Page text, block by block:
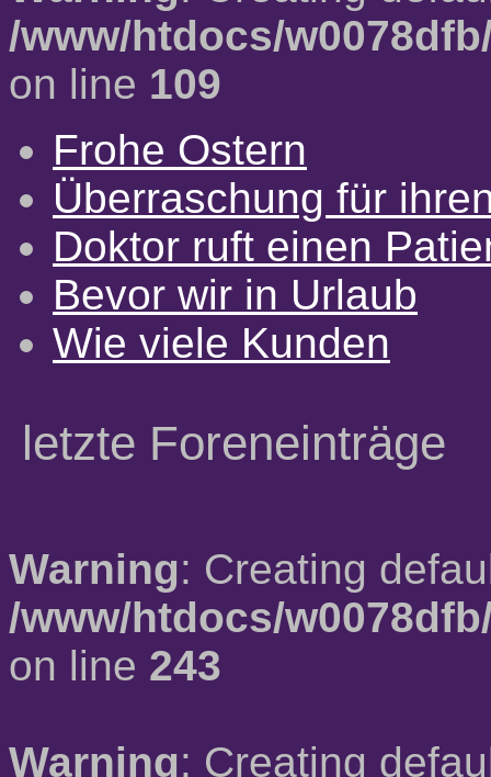
/www/htdocs/
on line 109
Frohe Ostern
Überraschung für
Doktor ruft einen
Bevor wir in Urlaub
Wie viele Kunden
letzte Foreneinträge
Warning: Creating
/www/htdocs/
on line 243
Warning: Creating